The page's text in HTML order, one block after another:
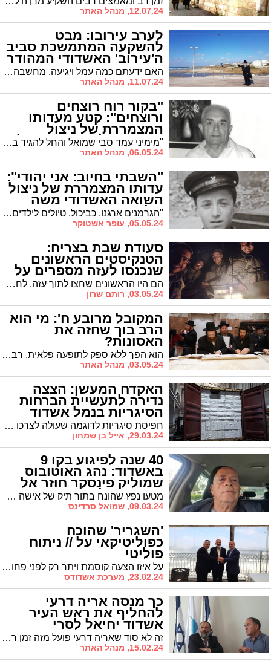
12.07.24, מנהל האתר
לערב עירובו: מבט
להשקעה המתמשכת סביב
ה'עירוב' האשדודי המהודר
האם ידעתם כמה עמל ויגיעה, מחשבה והשקעה מתמשכת, טמונה בקווי הערוב שמקיפים את העיר? || כתבה שפורסמה לא מכבר שופכת צוהר למפעל חייו של הרה"ג רבי חיים קלמנוביץ שליט"א, שנחשב לאחד המומחים הגדולים ביותר בעולם בנושא העירובין, ואשר באה לידי ביטוי בקו העירוב האשדודי || גלריה מרהיבה
11.07.24, מנהל האתר
"בקור רוח רוצחים
ורוצחים": קטע מעדותו
המצמררת של ניצול
השואה שלום שורנזון ז"ל "מימיני עמד סבי שמואל והחל להגיד בקול רם 'שמע ישראל'. הספקתי להגיד את המילים הראשונות ותיכף החלו היריות". שלום שורנזון ז"ל, ניצול שואה ששרד את צעדת המוות אל יער פונרי, בו הוצאו להורג יהודים רק בגלל יהדותם סיפק עדות מצמררת ליעקבי שמעון שאף תועדה על ידו
06.05.24, מנהל האתר
"השבתי בחיוב: אני יהודי":
עדותו המצמררת של ניצול
השואה האשדודי משה
שלכטמן "הגרמנים ארגנו, כביכול, טיולים לילדים. הקבוצה הראשונה יצאה וגם חזרה זאת כדי שההורים יתנו אמון. הקבוצה השניה לא שבה חזרה". ערב יום הזיכרון לשואה והגבורה, סיפור גבורתו של ניצול השואה משה שלכטמן שאחרי 60 שנה חושף את סיפורו האישי מהשואה האיומה
05.05.24, עופר אשטוקר
סעודת שבת בצריח:
הטנקיסטים הראשונים
שנכנסו לעזה מספרים על
הנס שאירע להם הם היו הראשונים שחצו לתוך עזה, לחמו בחזית הכוחות ברצועה, וניצלו מתקרית מטלטלת במה שהם מגדירים כ'נס גלוי'. עכשיו, לוחמי צוות המילואים מחטיבה 401 משחזרים את האירוע ששינה הכול עבורם, ומספרים לנו על לחימה בטנק מ-4 נקודות מבט, ומ-3 דורות שונים
03.05.24, רותם שרון
המקובל מרובע ח': מי הוא
הרב בוך שחזה את
האסונות?
הוא הפך ללא ספק לתופעה פלאית. רבים בעולם מתעניינים בדמותו של האיש שנודע כמקובל והוא הוכיח את כוחו בחיזוי עתידות, אם כי הוא מתהלך כאברך פשוט, הוגה בתורה במשך שעות ומתרחק מגינוני כבוד * 'אשדודס' חושף את מה שמותר לספר על מי שהוכיח כי ידיו רב לו בנסתרות אך הוא שקוע כולו בדירבון ילדי התשב"ר להרבות בתורה
03.05.24, מנהל האתר
האקדח המעשן: הצצה
נדירה לתעשיית הברחות
הסיגריות בנמל אשדוד
חפיסת סיגריות לדוגמה שעולה לצרכן 39 שקל, מכניסה לקופת המדינה כ–31 שקל. רק 8 שקלים יתחלקו בין היצרן למוכר. עכשיו תחשבו מה קורה כשהמדינה אינה בתמונה. הצצה לתעשיית הברחות הסיגריות בישראל, שרובה עוברת דרך הנמל , המרינה וחופי הים באשדוד ושהיקפה מוערך במיליארדי שקלים בשנה
29.03.24, אייל בן שמחון
40 שנה לפיגוע בקו 9
באשדוד: נהג האוטובוס
שמוליק פינסקר חוזר אל
היום בו נולד מחדש מטען נפץ שהונח בתוך תיק של אישה התפוצץ במהלך נסיעה משוק הים וגבה את חייהם של 3 מתושבי העיר. 40 שנה אחרי, נהג האוטובוס שמוליק פינסקר חוזר אל אותם רגעים דרמטיים: "לפעמים אני חושב איזה נס היה לי"
09.03.24, שמואל סרדינס
'השגריר' שהוכח
כפוליטיקאי על // ניתוח
פוליטי
על איזו הצעה קוסמת ויתר רק לפני פחות משנה ד"ר לסרי? | ומי באמת הצליח להבקיע את מי שנחשב לפוליטיקאי המשופשף ביותר באיזור אריה דרעי? | כל מה שמותר לספר על הדרמה שהתחוללה השבוע בעיר ואשר עוד תילמד בבתי ספר לפוליטיקה | טור פוליטי מס' 7
23.02.24, מערכת אשדודס
כך מנסה אריה דרעי
להחליף את ראש העיר
אשדוד יחיאל לסרי
זה לא סוד שאריה דרעי פועל מזה זמן רב כדי להחליף את ראש העיר, יחיאל לסרי. לסרי מצידו לא מוכן להתקפל ואמר לאחרונה למקורביו: "או שננצח בראש מורם או שנמות כגיבורים". מה הייתה תוכניתו המקורית שקרסה ומהי התוכנית החלופית. כל הפרטים
15.02.24, מנהל האתר